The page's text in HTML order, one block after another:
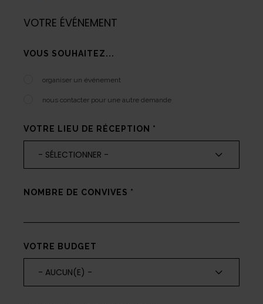
VOTRE ÉVÉNEMENT
VOUS SOUHAITEZ...
organiser un événement
nous contacter pour une autre demande
VOTRE LIEU DE RÉCEPTION *
- SÉLECTIONNER -
NOMBRE DE CONVIVES *
VOTRE BUDGET
- AUCUN(E) -